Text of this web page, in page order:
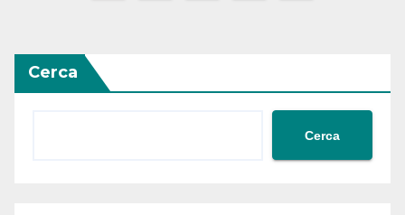
articoli
Cerca
Cerca